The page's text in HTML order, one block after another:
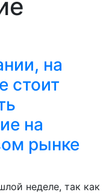
на
стоит
на
рынке
неделе, так как